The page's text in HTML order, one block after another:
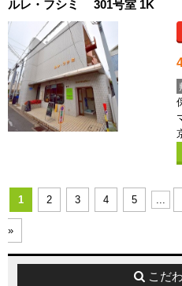
ルレ・フシミ 301号室 1K
1 2 3 4 5 ...
»
こだ